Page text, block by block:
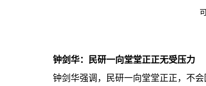
钟剑华：民研一向堂堂正正无受压力
钟剑华强调，民研一向堂堂正正，不